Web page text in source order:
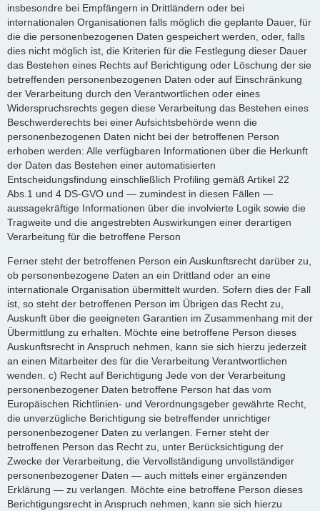
insbesondre bei Empfängern in Drittländern oder bei
internationalen Organisationen falls möglich die geplante Dauer, für
die die personenbezogenen Daten gespeichert werden, oder, falls
dies nicht möglich ist, die Kriterien für die Festlegung dieser Dauer
das Bestehen eines Rechts auf Berichtigung oder Löschung der sie
betreffenden personenbezogenen Daten oder auf Einschränkung
der Verarbeitung durch den Verantwortlichen oder eines
Widerspruchsrechts gegen diese Verarbeitung das Bestehen eines
Beschwerderechts bei einer Aufsichtsbehörde wenn die
personenbezogenen Daten nicht bei der betroffenen Person
erhoben werden: Alle verfügbaren Informationen über die Herkunft
der Daten das Bestehen einer automatisierten
Entscheidungsfindung einschließlich Profiling gemäß Artikel 22
Abs.1 und 4 DS-GVO und — zumindest in diesen Fällen —
aussagekräftige Informationen über die involvierte Logik sowie die
Tragweite und die angestrebten Auswirkungen einer derartigen
Verarbeitung für die betroffene Person
Ferner steht der betroffenen Person ein Auskunftsrecht darüber zu,
ob personenbezogene Daten an ein Drittland oder an eine
internationale Organisation übermittelt wurden. Sofern dies der Fall
ist, so steht der betroffenen Person im Übrigen das Recht zu,
Auskunft über die geeigneten Garantien im Zusammenhang mit der
Übermittlung zu erhalten. Möchte eine betroffene Person dieses
Auskunftsrecht in Anspruch nehmen, kann sie sich hierzu jederzeit
an einen Mitarbeiter des für die Verarbeitung Verantwortlichen
wenden. c) Recht auf Berichtigung Jede von der Verarbeitung
personenbezogener Daten betroffene Person hat das vom
Europäischen Richtlinien- und Verordnungsgeber gewährte Recht,
die unverzügliche Berichtigung sie betreffender unrichtiger
personenbezogener Daten zu verlangen. Ferner steht der
betroffenen Person das Recht zu, unter Berücksichtigung der
Zwecke der Verarbeitung, die Vervollständigung unvollständiger
personenbezogener Daten — auch mittels einer ergänzenden
Erklärung — zu verlangen. Möchte eine betroffene Person dieses
Berichtigungsrecht in Anspruch nehmen, kann sie sich hierzu